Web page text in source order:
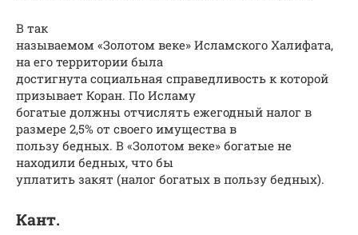
В так
называемом «Золотом веке» Исламского Халифата,
на его территории была
достигнута социальная справедливость к которой
призывает Коран. По Исламу
богатые должны отчислять ежегодный налог в
размере 2,5% от своего имущества в
пользу бедных. В «Золотом веке» богатые не
находили бедных, что бы
уплатить закят (налог богатых в пользу бедных).
Кант.